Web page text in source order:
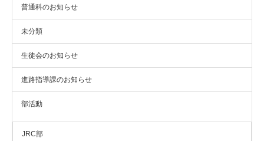
普通科のお知らせ
未分類
生徒会のお知らせ
進路指導課のお知らせ
部活動
JRC部